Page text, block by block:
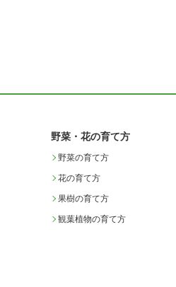
野菜・花の育て方
野菜の育て方
花の育て方
果樹の育て方
観葉植物の育て方